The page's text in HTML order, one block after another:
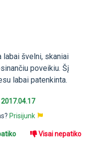
labai švelni, skaniai
poveikiu. Šį
labai patenkinta.
2017.04.17
Prisijunk
Visai nepatiko